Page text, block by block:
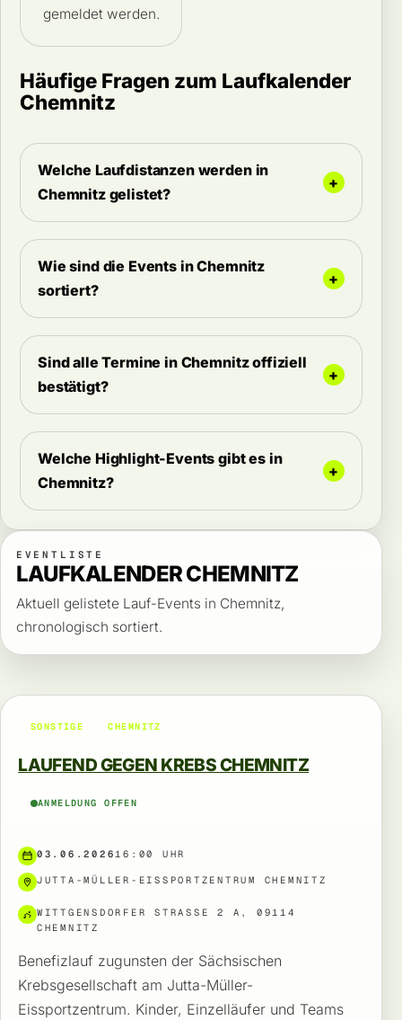
gemeldet werden.
Häufige Fragen zum Laufkalender
Chemnitz
Welche Laufdistanzen werden in
Chemnitz gelistet?
Wie sind die Events in Chemnitz
sortiert?
Sind alle Termine in Chemnitz offiziell
bestätigt?
Welche Highlight-Events gibt es in
Chemnitz?
EVENTLISTE
LAUFKALENDER CHEMNITZ
Aktuell gelistete Lauf-Events in Chemnitz,
chronologisch sortiert.
SONSTIGE CHEMNITZ
LAUFEND GEGEN KREBS CHEMNITZ
ANMELDUNG OFFEN
03.06.2026 16:00 UHR
JUTTA-MÜLLER-EISSPORTZENTRUM CHEMNITZ
WITTGENSDORFER STRASSE 2 A, 09114 C
HEMNITZ
Benefizlauf zugunsten der Sächsischen
Krebsgesellschaft am Jutta-Müller-
Eissportzentrum. Kinder, Einzelläufer und Teams